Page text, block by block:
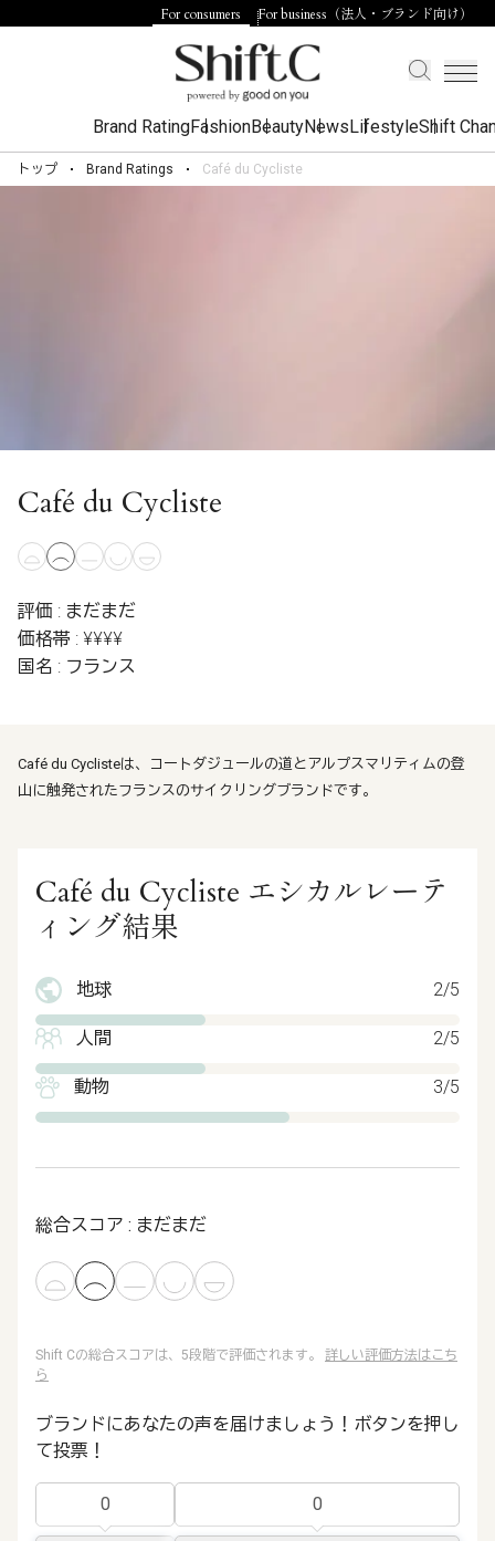
For consumers For business（法人・ブランド向け）
Brand RatingFashionBeautyNewsLifestyleShift
トップ Brand Ratings Café du Cycliste
Café du Cycliste
評価 : まだまだ
価格帯 : ¥¥¥¥
国名 : フランス
Café du Cyclisteは、コートダジュールの道とアルプスマリティムの登
山に触発されたフランスのサイクリングブランドです。
Café du Cycliste エシカルレーテ
ィング結果
地球 2/5
人間 2/5
動物 3/5
総合スコア : まだまだ
Shift Cの総合スコアは、5段階で評価されます。 詳しい評価方法はこち
ら
ブランドにあなたの声を届けましょう！ボタンを押し
て投票！
0 0